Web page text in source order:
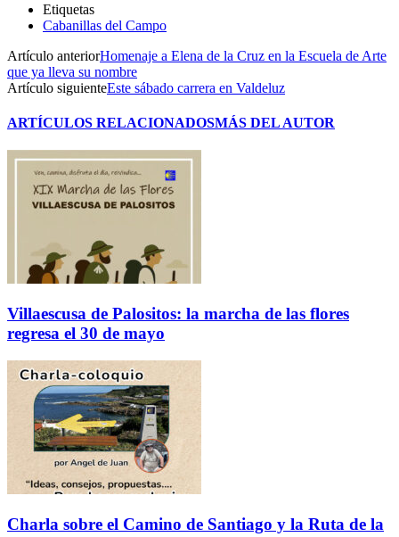
Etiquetas
Cabanillas del Campo
Artículo anteriorHomenaje a Elena de la Cruz en la Escuela de Arte
que ya lleva su nombre
Artículo siguienteEste sábado carrera en Valdeluz
ARTÍCULOS RELACIONADOSMÁS DEL AUTOR
Villaescusa de Palositos: la marcha de las flores
regresa el 30 de mayo
Charla sobre el Camino de Santiago y la Ruta de la